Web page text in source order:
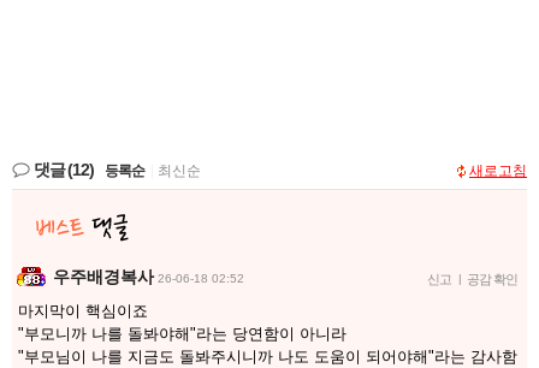
댓글(12) 등록순 최신순 새로고침
우주배경복사 26-06-18 02:52 신고 | 공감 확인
마지막이 핵심이죠
"부모니까 나를 돌봐야해"라는 당연함이 아니라
"부모님이 나를 지금도 돌봐주시니까 나도 도움이 되어야해"라는 감사함